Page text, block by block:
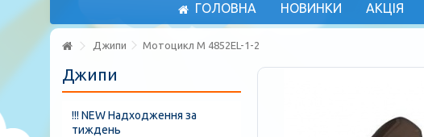
ГОЛОВНА НОВИНКИ АКЦІЯ
Джипи Мотоцикл M 4852EL-1-2
Джипи
!!! NEW Надходження за
тиждень